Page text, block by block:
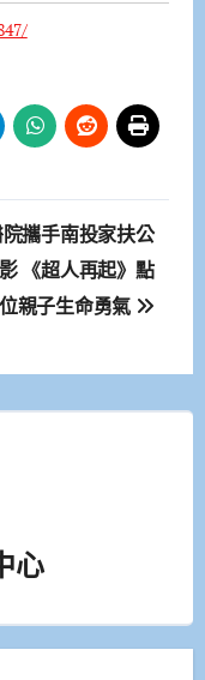
攜手南投家扶公
《超人再起》點
親子生命勇氣
心